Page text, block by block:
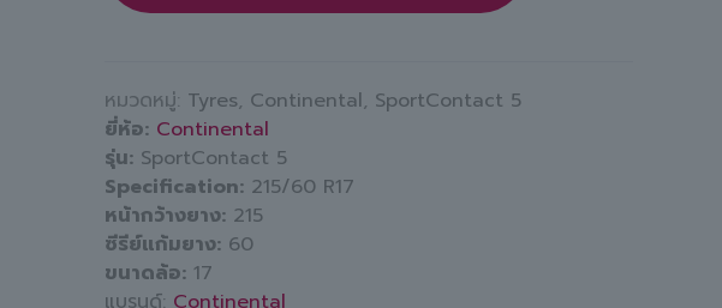
หมวดหมู่: Tyres, Continental, SportContact 5
ยี่ห้อ Continental
รุ่น SportContact 5
Specification 215/60 R17
หน้ากว้างยาง 215
ซีรีย์แก้มยาง 60
ขนาดล้อ 17